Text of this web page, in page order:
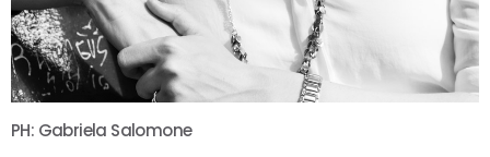
PH: Gabriela Salomone